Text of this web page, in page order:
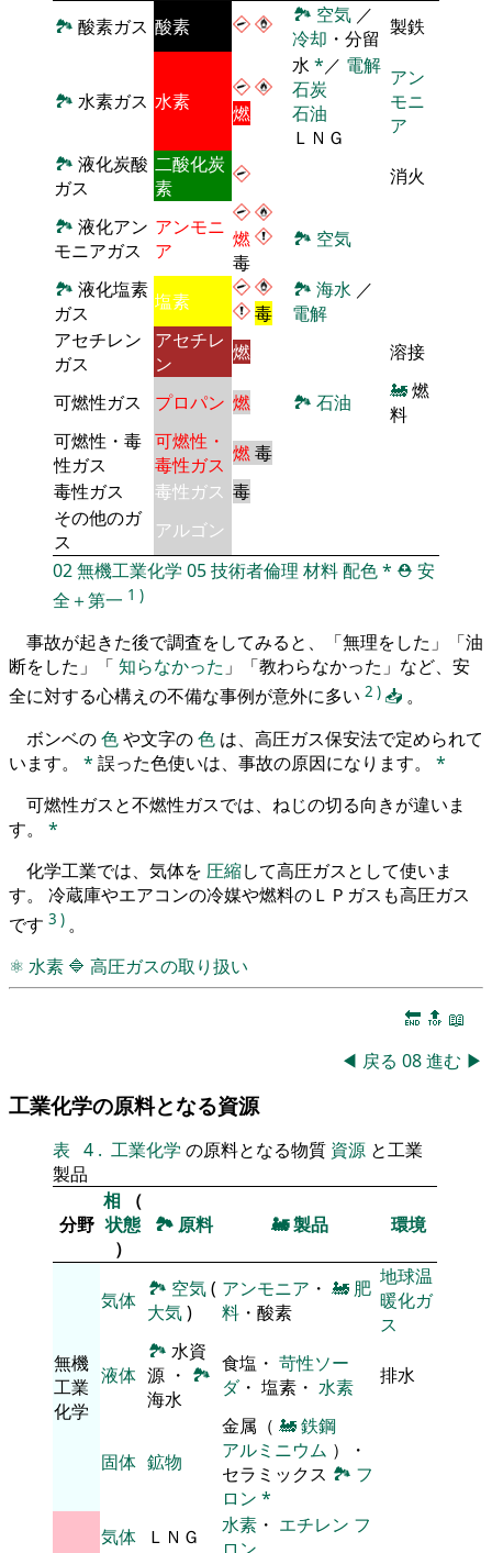
🏞 酸素ガス 酸素 🏞 空気 ／
冷却 ・分留 製鉄
🏞 水素ガス 水素 燃
水 *／ 電解
石炭
石油
ＬＮＧ
アン
モニ
ア
🏞 液化炭酸
ガス
二酸化炭
素
消火
🏞 液化アン
モニアガス
アンモニ
ア
燃
毒
🏞 空気
🏞 液化塩素
ガス
塩素 毒
🏞 海水 ／
電解
アセチレン
ガス
アセチレ
ン
燃 溶接
可燃性ガス プロパン 燃 🏞 石油 🚂燃
料
可燃性・毒
性ガス
可燃性・
毒性ガス 燃毒
毒性ガス
毒性ガス 毒
その他のガ
ス
アルゴン
02無機工業化学 05技術者倫理 材料配色* ⛑️ 安
全＋第一 1 )
事故が起きた後で調査をしてみると、「無理をした」「油
断をした」「 知らなかった 」「教わらなかった」など、安
全に対する心構えの不備な事例が意外に多い 2 ) 📥 。
ボンベの色や文字の色 は、高圧ガス保安法で定められて
います。 * 誤った色使いは、事故の原因になります。 *
可燃性ガスと不燃性ガスでは、ねじの切る向きが違いま
す。 *
化学工業では、気体を 圧縮して高圧ガスとして使いま
す。 冷蔵庫やエアコンの冷媒や燃料のＬＰガスも高圧ガス
です 3 ) 。
⚛ 水素 🔷 高圧ガスの取り扱い
🔚 🔝 📖
◀ 戻る 08進む ▶
工業化学の原料となる資源
表 4 . 工業化学 の原料となる物質 資源 と工業
製品
分野
相
（
状態
）
🏞 原料 🚂製品 環境
無機
工業
化学
気体 🏞 空気(
大気)
アンモニア ・ 🚂 肥
料 ・酸素
地球温
暖化ガ
ス
液体
🏞 水資
源 ・ 🏞
海水
食塩・ 苛性ソー
ダ・ 塩素・ 水素 排水
固体 鉱物
金属（ 🚂鉄鋼
アルミニウム ）・
セラミックス 🏞 フ
ロン *
気体 ＬＮＧ 水素 ・ エチレン フ